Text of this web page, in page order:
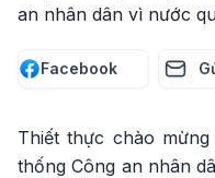
an nhân dân vì nước
Facebook
Thiết thực chào
thống Công an nhân